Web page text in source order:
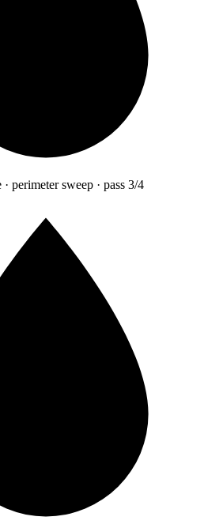
perimeter sweep · pass 3/4